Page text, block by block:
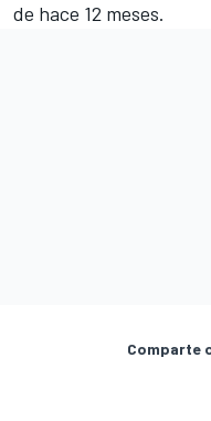
de hace 12 meses.
Comparte